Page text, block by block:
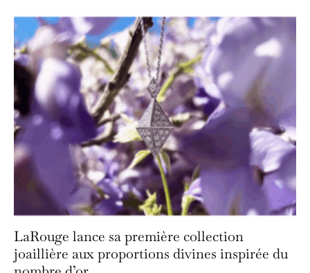
LaRouge lance sa première collection
joaillière aux proportions divines inspirée du